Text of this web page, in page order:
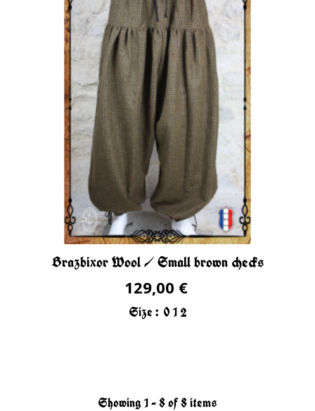
Brazbixor Wool / Small brown checks
129,00 €
Size : 01 2
Showing 1 - 8 of 8 items